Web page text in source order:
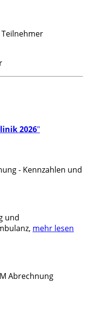
2026"
- Kennzahlen und
und
mehr lesen
Abrechnung